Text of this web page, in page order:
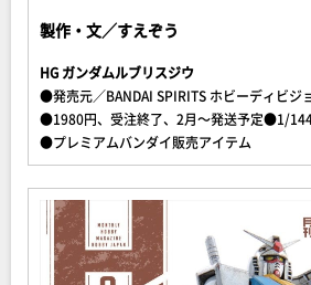
製作・文／すえぞう
HG ガンダムルブリスジウ
●発売元／BANDAI SPIRITS ホビーディビジ
●1980円、受注終了、2月～発送予定●1/
●プレミアムバンダイ販売アイテム